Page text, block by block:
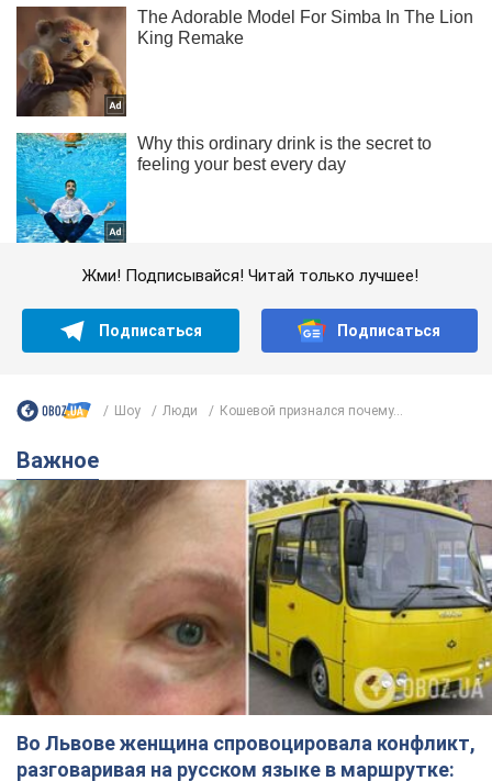
Жми! Подписывайся! Читай только лучшее!
Подписаться Подписаться
Шоу Люди Кошевой признался почему...
Важное
Во Львове женщина спровоцировала конфликт,
разговаривая на русском языке в маршрутке: